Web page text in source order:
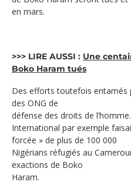
en mars.
>>> LIRE AUSSI : Une
Boko Haram tués
Des efforts toutefois entamés
des ONG de
défense des droits de
International par exemple
forcée » de plus de 100 000
Nigérians réfugiés au
exactions de Boko
Haram.